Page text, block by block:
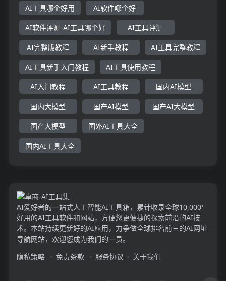
AI工具哪个好用 AI软件哪个好
AI软件评测-AI工具哪个好 AI工具评测
AI完整版教程 AI新手教程 AI工具完整教程
AI工具新手入门教程 AI工具使用教程
AI入门教程 AI工具教程 国内AI模型
国内大模型 国产AI模型 国产AI大模型
国产大模型 国外AI工具大全
国内AI工具大全
AI爱好者的一站式人工智能AI工具箱，累计收录全球10,000⁺
好用的AI工具软件和网站，方便您更便捷的探索前沿的AI技
术。本站持续更新好的AI应用，力争做全球排名前三的AI网址
导航网站，欢迎您成为我们的一员。
隐私策略
免责条款 服务协议 关于我们